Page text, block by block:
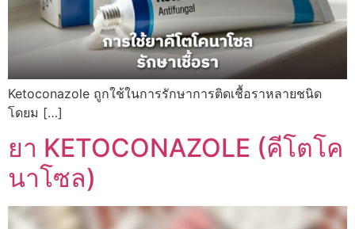
Ketoconazole ถูกใช้ในการรักษาการติดเชื้อราหลายชนิด
โดยม […]
ยา KETOCONAZOLE (คีโตโค
นาโซล)